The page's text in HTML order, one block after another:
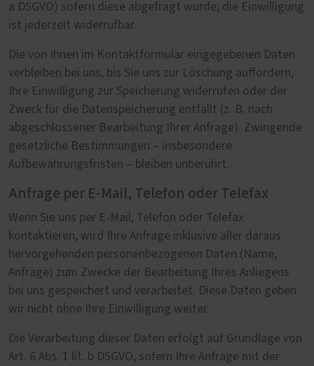
a DSGVO) sofern diese abgefragt wurde; die Einwilligung
ist jederzeit widerrufbar.
Die von Ihnen im Kontaktformular eingegebenen Daten
verbleiben bei uns, bis Sie uns zur Löschung auffordern,
Ihre Einwilligung zur Speicherung widerrufen oder der
Zweck für die Datenspeicherung entfällt (z. B. nach
abgeschlossener Bearbeitung Ihrer Anfrage). Zwingende
gesetzliche Bestimmungen – insbesondere
Aufbewahrungsfristen – bleiben unberührt.
Anfrage per E-Mail, Telefon oder Telefax
Wenn Sie uns per E-Mail, Telefon oder Telefax
kontaktieren, wird Ihre Anfrage inklusive aller daraus
hervorgehenden personenbezogenen Daten (Name,
Anfrage) zum Zwecke der Bearbeitung Ihres Anliegens
bei uns gespeichert und verarbeitet. Diese Daten geben
wir nicht ohne Ihre Einwilligung weiter.
Die Verarbeitung dieser Daten erfolgt auf Grundlage von
Art. 6 Abs. 1 lit. b DSGVO, sofern Ihre Anfrage mit der